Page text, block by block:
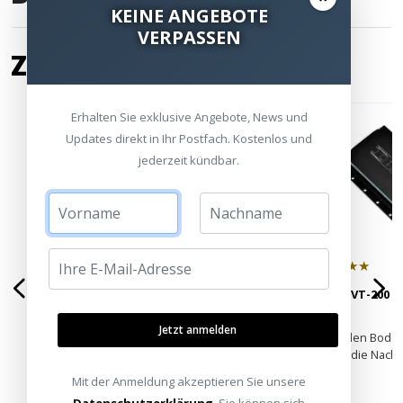
ZUBEHÖR
★★★★☆
Sony TA-AN1000 7.2 Kanal AV-
Verstärker - HEIMKINORAUM
Spektakulärer Klang ► Sony 360
★★★★★
IBeam VT-200
Bringt den
schont die
KEINE ANGEBOTE
VERPASSEN
Erhalten Sie exklusive Angebote, News und
Updates direkt in Ihr Postfach. Kostenlos und
jederzeit kündbar.
Jetzt anmelden
Mit der Anmeldung akzeptieren Sie unsere